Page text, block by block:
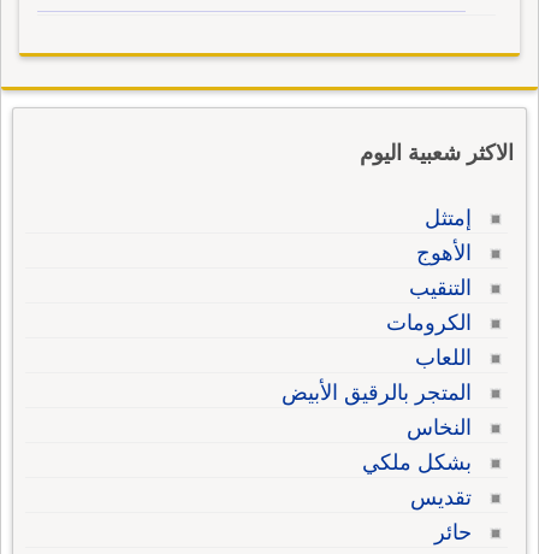
الاكثر شعبية اليوم
إمتثل
الأهوج
التنقيب
الكرومات
اللعاب
المتجر بالرقيق الأبيض
النخاس
بشكل ملكي
تقديس
حائر